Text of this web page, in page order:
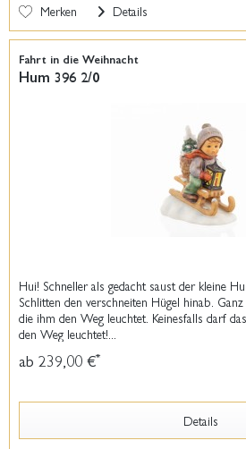
Merken Details
Fahrt in die Weihnacht
Hum 396 2/0
Hui! Schneller als gedacht saust der kleine
Schlitten den verschneiten Hügel hinab.
die ihm den Weg leuchtet. Keinesfalls darf
den Weg leuchtet!...
ab 239,00 €*
Details